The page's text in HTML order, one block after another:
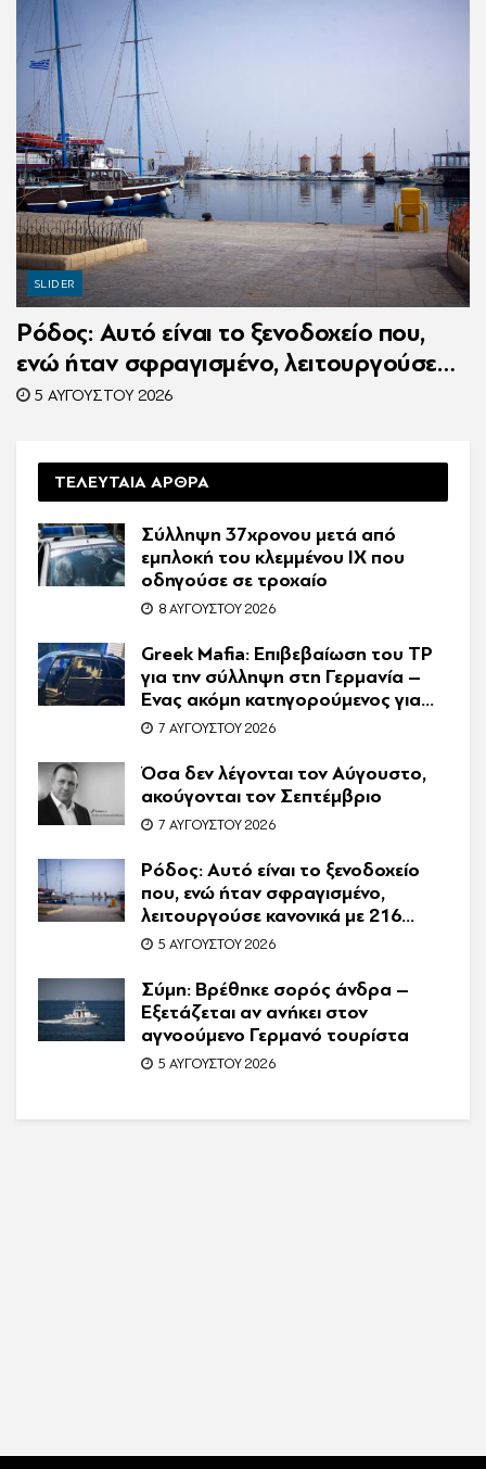
SLIDER
Ρόδος: Αυτό είναι το ξενοδοχείο που,
ενώ ήταν σφραγισμένο, λειτουργούσε
κανονικά με 216 πελάτες – Συνελήφθη η
5 ΑΥΓΟΎΣΤΟΥ 2026
ΤΕΛΕΥΤΑΙΑ ΑΡΘΡΑ
Σύλληψη 37χρονου μετά από
εμπλοκή του κλεμμένου ΙΧ που
οδηγούσε σε τροχαίο
8 ΑΥΓΟΎΣΤΟΥ 2026
Greek Mafia: Επιβεβαίωση τoυ ΤP
για την σύλληψη στη Γερμανία –
Ένας ακόμη κατηγορούμενος για
τον θάνατο του Ζαμπούνη
7 ΑΥΓΟΎΣΤΟΥ 2026
Όσα δεν λέγονται τον Αύγουστο,
ακούγονται τον Σεπτέμβριο
7 ΑΥΓΟΎΣΤΟΥ 2026
Ρόδος: Αυτό είναι το ξενοδοχείο
που, ενώ ήταν σφραγισμένο,
λειτουργούσε κανονικά με 216
πελάτες – Συνελήφθη η
5 ΑΥΓΟΎΣΤΟΥ 2026
Σύμη: Βρέθηκε σορός άνδρα –
Εξετάζεται αν ανήκει στον
αγνοούμενο Γερμανό τουρίστα
5 ΑΥΓΟΎΣΤΟΥ 2026